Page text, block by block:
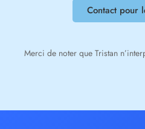
Contact pour
Merci de noter que Tristan